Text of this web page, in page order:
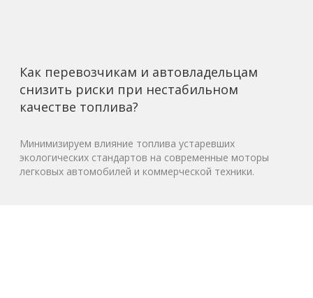
Как перевозчикам и автовладельцам
снизить риски при нестабильном
качестве топлива?
Минимизируем влияние топлива устаревших
экологических стандартов на современные моторы
легковых автомобилей и коммерческой техники.